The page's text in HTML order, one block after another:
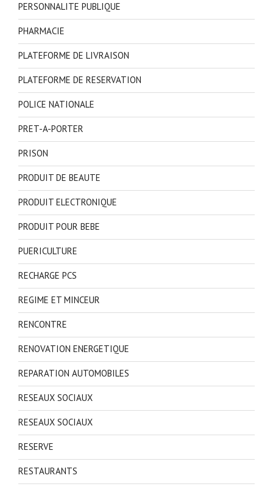
PERSONNALITE PUBLIQUE
PHARMACIE
PLATEFORME DE LIVRAISON
PLATEFORME DE RESERVATION
POLICE NATIONALE
PRET-A-PORTER
PRISON
PRODUIT DE BEAUTE
PRODUIT ELECTRONIQUE
PRODUIT POUR BEBE
PUERICULTURE
RECHARGE PCS
REGIME ET MINCEUR
RENCONTRE
RENOVATION ENERGETIQUE
REPARATION AUTOMOBILES
RESEAUX SOCIAUX
RESEAUX SOCIAUX
RESERVE
RESTAURANTS